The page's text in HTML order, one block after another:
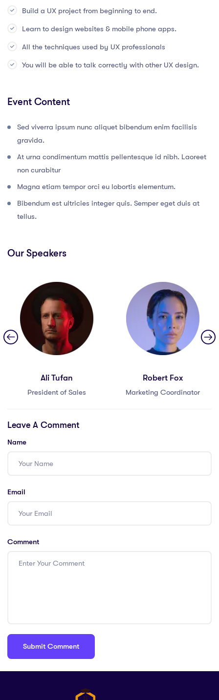
Build a UX project from beginning to end.
Learn to design websites & mobile phone apps.
All the techniques used by UX professionals
You will be able to talk correctly with other UX design.
Event Content
Sed viverra ipsum nunc aliquet bibendum enim facilisis
gravida.
At urna condimentum mattis pellentesque id nibh. Laoreet
non curabitur
Magna etiam tempor orci eu lobortis elementum.
Bibendum est ultricies integer quis. Semper eget duis at
tellus.
Our Speakers
Ali Tufan
President of Sales
Robert Fox
Marketing Coordinator
Leave A Comment
Name
Email
Comment